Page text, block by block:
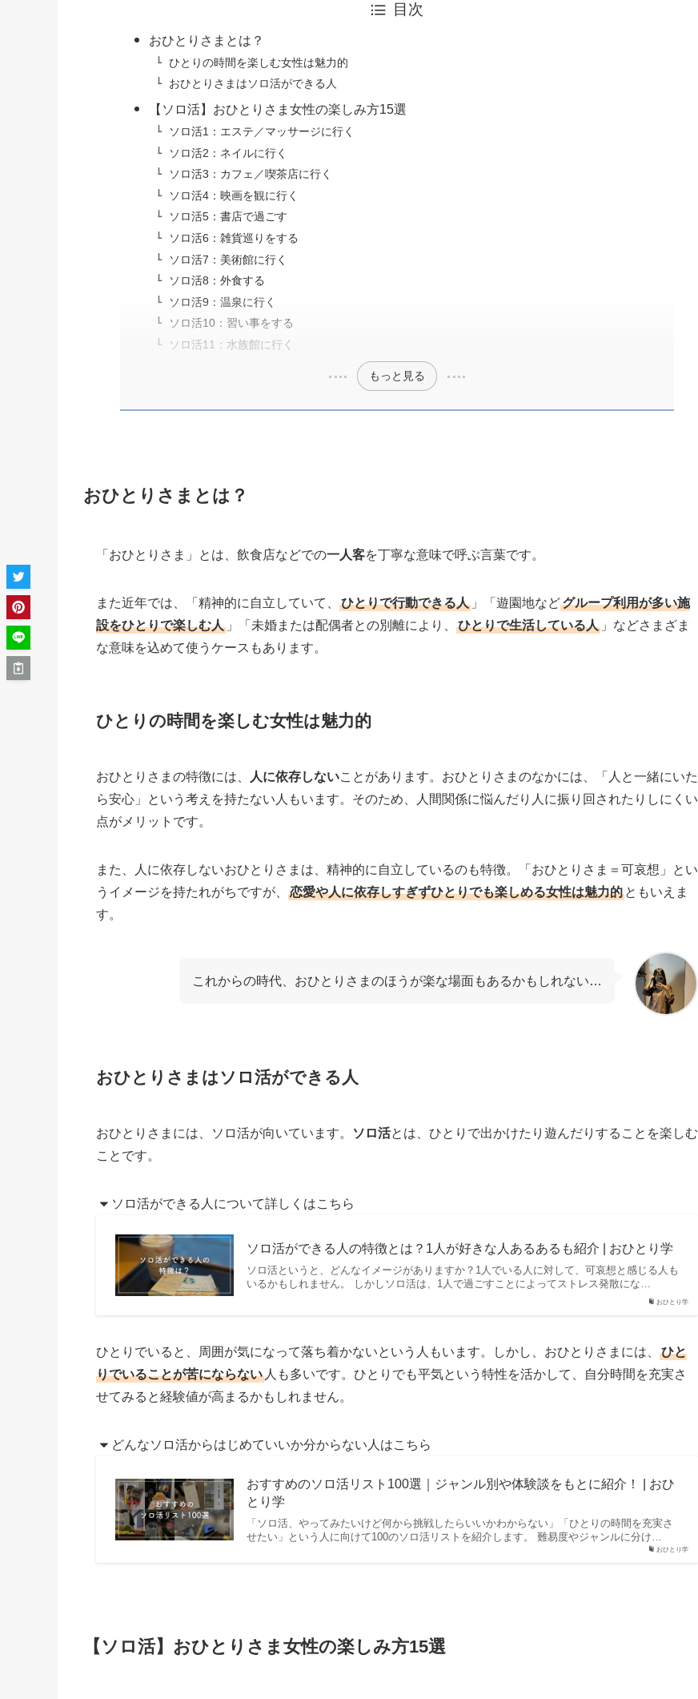
目次
おひとりさまとは？
ひとりの時間を楽しむ女性は魅力的
おひとりさまはソロ活ができる人
【ソロ活】おひとりさま女性の楽しみ方15選
ソロ活1：エステ／マッサージに行く
ソロ活2：ネイルに行く
ソロ活3：カフェ／喫茶店に行く
ソロ活4：映画を観に行く
ソロ活5：書店で過ごす
ソロ活6：雑貨巡りをする
ソロ活7：美術館に行く
ソロ活8：外食する
ソロ活9：温泉に行く
ソロ活10：習い事をする
ソロ活11：水族館に行く
もっと見る
おひとりさまとは？
「おひとりさま」とは、飲食店などでの一人客を丁寧な意味で呼ぶ言葉です。
また近年では、「精神的に自立していて、 ひとりで行動できる人 」「遊園地などグループ利用が多い施
設をひとりで楽しむ人 」「未婚または配偶者との別離により、 ひとりで生活している人 」などさまざま
な意味を込めて使うケースもあります。
ひとりの時間を楽しむ女性は魅力的
おひとりさまの特徴には、 人に依存しないことがあります。おひとりさまのなかには、「人と一緒にいた
ら安心」という考えを持たない人もいます。そのため、人間関係に悩んだり人に振り回されたりしにくい
点がメリットです。
また、人に依存しないおひとりさまは、精神的に自立しているのも特徴。「おひとりさま＝可哀想」とい
うイメージを持たれがちですが、
恋愛や人に依存しすぎずひとりでも楽しめる女性は魅力的 ともいえま
す。
これからの時代、おひとりさまのほうが楽な場面もあるかもしれない…
おひとりさまはソロ活ができる人
おひとりさまには、ソロ活が向いています。 ソロ活とは、ひとりで出かけたり遊んだりすることを楽しむ
ことです。
ソロ活ができる人について詳しくはこちら
おひとり学
ソロ活ができる人の特徴とは？1人が好きな人あるあるも紹介 | おひとり学
ソロ活というと、どんなイメージがありますか？1人でいる人に対して、可哀想と感じる人も
いるかもしれません。 しかしソロ活は、1人で過ごすことによってストレス発散にな…
ひとりでいると、周囲が気になって落ち着かないという人もいます。しかし、おひとりさまには、
ひと
りでいることが苦にならない 人も多いです。ひとりでも平気という特性を活かして、自分時間を充実さ
せてみると経験値が高まるかもしれません。
どんなソロ活からはじめていいか分からない人はこちら
おひとり学
おすすめのソロ活リスト100選｜ジャンル別や体験談をもとに紹介！ | おひ
とり学
「ソロ活、やってみたいけど何から挑戦したらいいかわからない」「ひとりの時間を充実さ
せたい」という人に向けて100のソロ活リストを紹介します。 難易度やジャンルに分け…
【ソロ活】おひとりさま女性の楽しみ方15選